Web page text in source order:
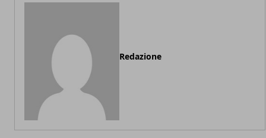
Redazione